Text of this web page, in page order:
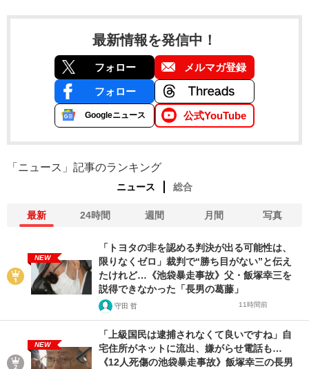
最新情報を発信中！
フォロー メルマガ登録
フォロー
Googleニュース 公式YouTube
「ニュース」記事のランキング
ニュース 総合
最新 24時間 週間 月間 写真
NEW
「トヨタの非を認める判決が出る可能性は、
限りなくゼロ」裁判で“勝ち目がない”と伝え
たけれど…《池袋暴走事故》父・飯塚幸三を
説得できなかった「長男の葛藤」
守田 哲 11時間前
NEW
「上級国民は逮捕されなくて良いですね」自
宅住所がネットに流出、嫌がらせ電話も…
《12人死傷の池袋暴走事故》飯塚幸三の長男